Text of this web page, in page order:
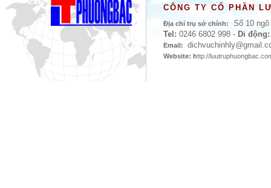
CÔNG TY CỔ PHẦN
Địa chỉ trụ sở chính:
Số 10
Tel: 0246 6802 998 - Di động:
Email: dichvuchinhly
Website: http://